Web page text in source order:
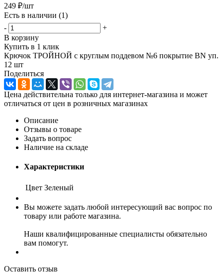
249 ₽/шт
Есть в наличии (1)
-
+
В корзину
Купить в 1 клик
Крючок ТРОЙНОЙ с круглым поддевом №6 покрытие BN уп.
12 шт
Поделиться
Цена действительна только для интернет-магазина и может
отличаться от цен в розничных магазинах
Описание
Отзывы о товаре
Задать вопрос
Наличие на складе
Характеристики
Цвет Зеленый
Вы можете задать любой интересующий вас вопрос по
товару или работе магазина.
Наши квалифицированные специалисты обязательно
вам помогут.
Оставить отзыв